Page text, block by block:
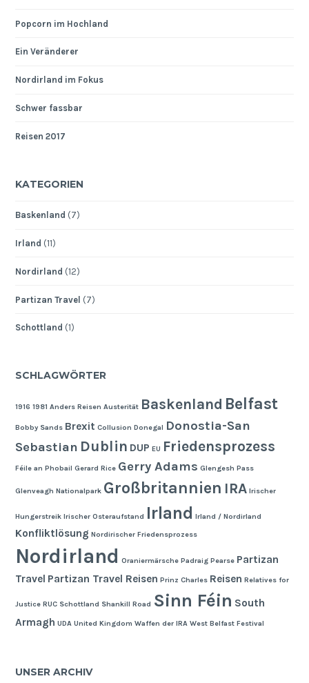
Popcorn im Hochland
Ein Veränderer
Nordirland im Fokus
Schwer fassbar
Reisen 2017
KATEGORIEN
Baskenland (7)
Irland (11)
Nordirland (12)
Partizan Travel (7)
Schottland (1)
SCHLAGWÖRTER
1916 1981 Anders Reisen Austerität Baskenland Belfast
Bobby Sands Brexit Collusion Donegal Donostia-San
Sebastian Dublin DUP EU Friedensprozess
Féile an Phobail Gerard Rice Gerry Adams Glengesh Pass
Glenveagh Nationalpark Großbritannien IRA Irischer
Hungerstreik Irischer Osteraufstand Irland Irland / Nordirland
Konfliktlösung Nordirischer Friedensprozess
Nordirland Oraniermärsche Padraig Pearse Partizan
Travel Partizan Travel Reisen Prinz Charles Reisen Relatives for
Justice RUC Schottland Shankill Road Sinn Féin South
Armagh UDA United Kingdom Waffen der IRA West Belfast Festival
UNSER ARCHIV